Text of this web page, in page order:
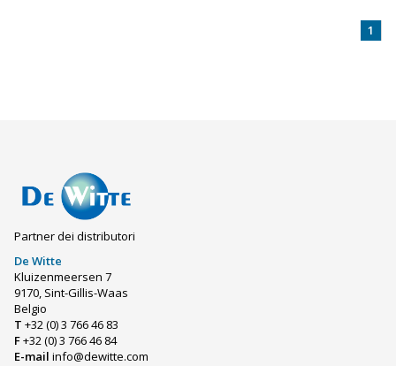
1
Partner dei distributori
De Witte
Kluizenmeersen 7
9170, Sint-Gillis-Waas
Belgio
T +32 (0) 3 766 46 83
F+32 (0) 3 766 46 84
E-mail info@dewitte.com